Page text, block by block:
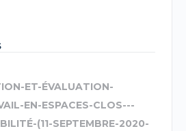
ET-ÉVALUATION-
EN-ESPACES-CLOS---
(11-SEPTEMBRE-2020-